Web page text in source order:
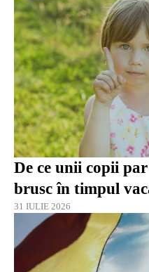
De ce unii copii
brusc în timpul
31 IULIE 2026